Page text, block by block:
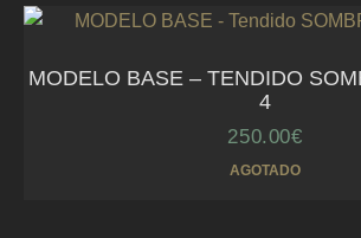
MODELO BASE – TENDIDO
4
250.00€
AGOTADO